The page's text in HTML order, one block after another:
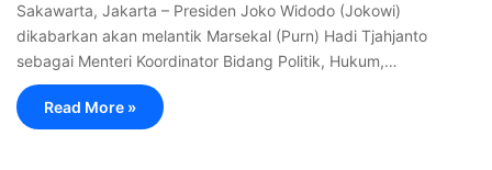
Sakawarta, Jakarta – Presiden Joko Widodo (Jokowi)
dikabarkan akan melantik Marsekal (Purn) Hadi Tjahjanto
sebagai Menteri Koordinator Bidang Politik, Hukum,…
Read More »